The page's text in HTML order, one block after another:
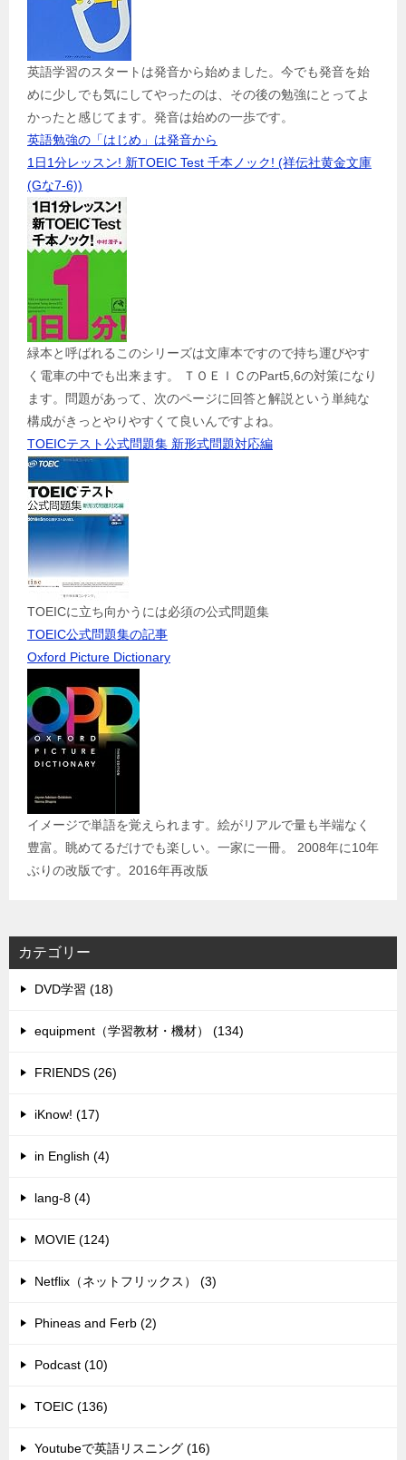
英語学習のスタートは発音から始めました。今でも発音を始
めに少しでも気にしてやったのは、その後の勉強にとってよ
かったと感じてます。発音は始めの一歩です。
英語勉強の「はじめ」は発音から
1日1分レッスン! 新TOEIC Test 千本ノック! (祥伝社黄金文庫
(Gな7-6))
緑本と呼ばれるこのシリーズは文庫本ですので持ち運びやす
く電車の中でも出来ます。 ＴＯＥＩＣのPart5,6の対策になり
ます。問題があって、次のページに回答と解説という単純な
構成がきっとやりやすくて良いんですよね。
TOEICテスト公式問題集 新形式問題対応編
TOEICに立ち向かうには必須の公式問題集
TOEIC公式問題集の記事
Oxford Picture Dictionary
イメージで単語を覚えられます。絵がリアルで量も半端なく
豊富。眺めてるだけでも楽しい。一家に一冊。 2008年に10年
ぶりの改版です。2016年再改版
カテゴリー
DVD学習 (18)
equipment（学習教材・機材） (134)
FRIENDS (26)
iKnow! (17)
in English (4)
lang-8 (4)
MOVIE (124)
Netflix（ネットフリックス） (3)
Phineas and Ferb (2)
Podcast (10)
TOEIC (136)
Youtubeで英語リスニング (16)